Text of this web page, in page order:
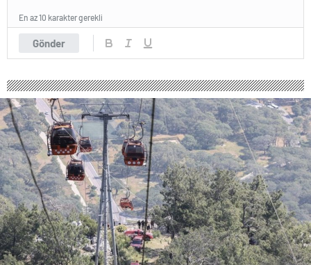
Gönder
En az 10 karakter gerekli